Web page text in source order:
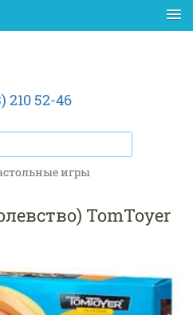
210 52-46
игры
TomToyer